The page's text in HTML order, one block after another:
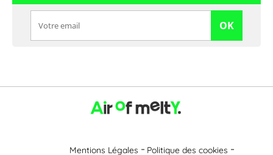
OK
Mentions Légales Politique des cookies